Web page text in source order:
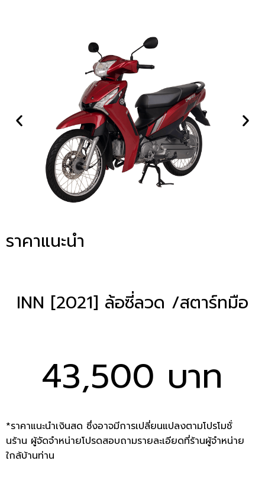
ราคาแนะนำ
INN [2021] ล้อซี่ลวด /สตาร์ทมือ
43,500 บาท
*ราคาแนะนำเงินสด ซึ่งอาจมีการเปลี่ยนแปลงตามโปรโมชั่
นร้าน ผู้จัดจำหน่ายโปรดสอบถามรายละเอียดที่ร้านผู้จำหน่าย
ใกล้บ้านท่าน